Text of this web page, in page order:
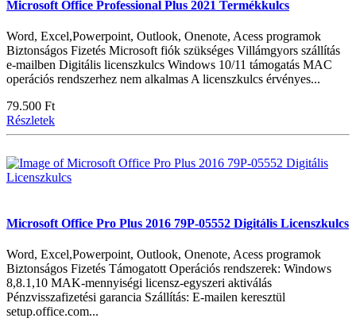
Microsoft Office Professional Plus 2021 Termékkulcs
Word, Excel,Powerpoint, Outlook, Onenote, Acess programok
Biztonságos Fizetés Microsoft fiók szükséges Villámgyors szállítás
e-mailben Digitális licenszkulcs Windows 10/11 támogatás MAC
operációs rendszerhez nem alkalmas A licenszkulcs érvényes...
79.500 Ft
Részletek
Microsoft Office Pro Plus 2016 79P-05552 Digitális Licenszkulcs
Word, Excel,Powerpoint, Outlook, Onenote, Acess programok
Biztonságos Fizetés Támogatott Operációs rendszerek: Windows
8,8.1,10 MAK-mennyiségi licensz-egyszeri aktiválás
Pénzvisszafizetési garancia Szállítás: E-mailen keresztül
setup.office.com...